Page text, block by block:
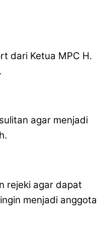
dari Ketua MPC H.
agar menjadi
rejeki agar dapat
menjadi anggota